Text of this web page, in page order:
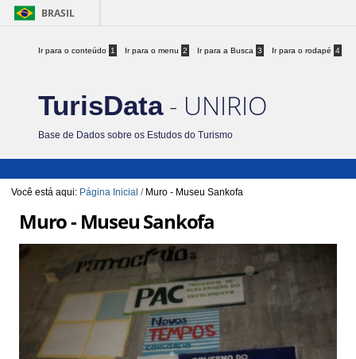
BRASIL
Ir para o conteúdo 1 Ir para o menu 2 Ir para a Busca 3 Ir para o rodapé 4
TurisData- UNIRIO
Base de Dados sobre os Estudos do Turismo
Você está aqui: Página Inicial / Muro - Museu Sankofa
Muro - Museu Sankofa